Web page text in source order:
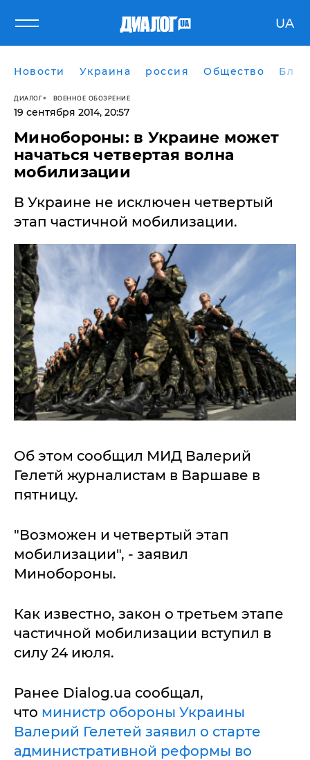
UA
Новости Украина россия Общество
ДИАЛОГ ВОЕННОЕ ОБОЗРЕНИЕ
19 сентября 2014, 20:57
Минобороны: в Украине может
начаться четвертая волна
мобилизации
В Украине не исключен четвертый
этап частичной мобилизации.
Об этом сообщил МИД Валерий
Гелетй журналистам в Варшаве в
пятницу.
"Возможен и четвертый этап
мобилизации", - заявил
Минобороны.
Как известно, закон о третьем этапе
частичной мобилизации вступил в
силу 24 июля.
Ранее Dialog.ua сообщал,
что министр обороны Украины
Валерий Гелетей заявил о старте
административной реформы во